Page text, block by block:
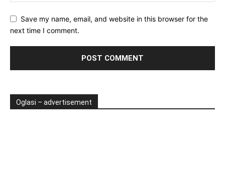
Save my name, email, and website in this browser for the
next time I comment.
Oglasi – advertisement